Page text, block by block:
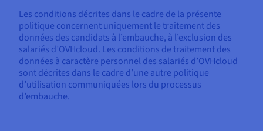
Les conditions décrites dans le cadre de la présente
politique concernent uniquement le traitement des
données des candidats à l’embauche, à l’exclusion des
salariés d’OVHcloud. Les conditions de traitement des
données à caractère personnel des salariés d’OVHcloud
sont décrites dans le cadre d’une autre politique
d’utilisation communiquées lors du processus
d’embauche.